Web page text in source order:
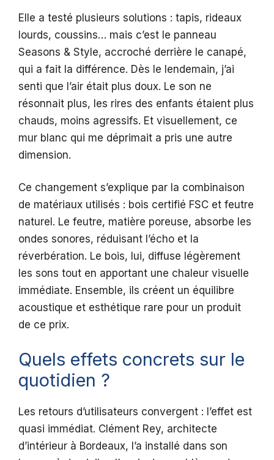
Elle a testé plusieurs solutions : tapis, rideaux
lourds, coussins… mais c’est le panneau
Seasons & Style, accroché derrière le canapé,
qui a fait la différence. Dès le lendemain, j’ai
senti que l’air était plus doux. Le son ne
résonnait plus, les rires des enfants étaient plus
chauds, moins agressifs. Et visuellement, ce
mur blanc qui me déprimait a pris une autre
dimension.
Ce changement s’explique par la combinaison
de matériaux utilisés : bois certifié FSC et feutre
naturel. Le feutre, matière poreuse, absorbe les
ondes sonores, réduisant l’écho et la
réverbération. Le bois, lui, diffuse légèrement
les sons tout en apportant une chaleur visuelle
immédiate. Ensemble, ils créent un équilibre
acoustique et esthétique rare pour un produit
de ce prix.
Quels effets concrets sur le
quotidien ?
Les retours d’utilisateurs convergent : l’effet est
quasi immédiat. Clément Rey, architecte
d’intérieur à Bordeaux, l’a installé dans son